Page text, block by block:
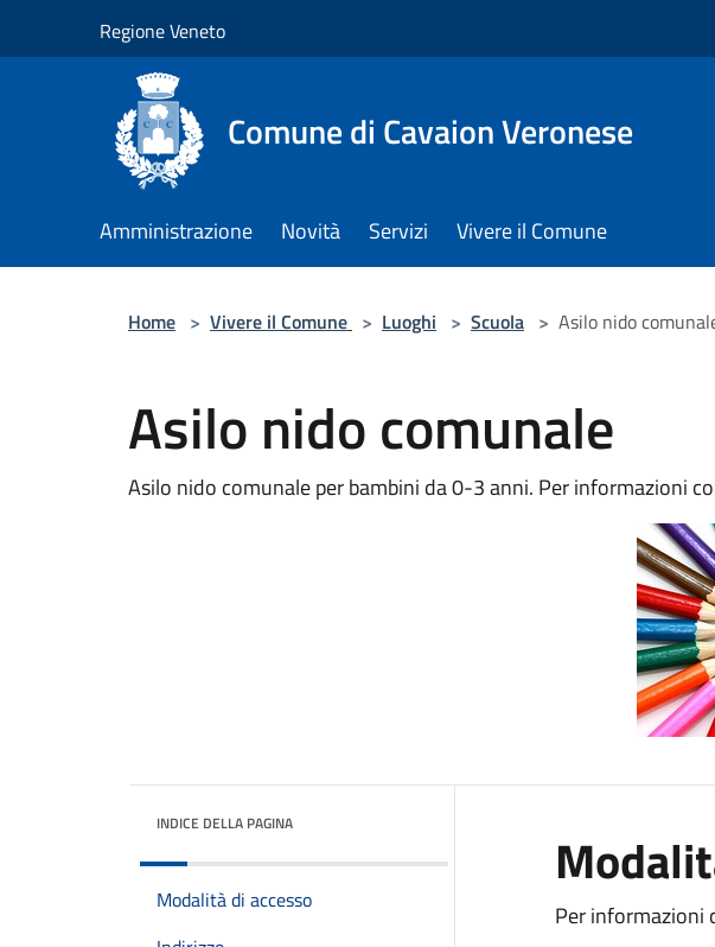
Regione Veneto
Comune di Cavaion Veronese
Amministrazione Novità Servizi Vivere il Comune
Home > Vivere il Comune > Luoghi > Scuola > Asilo nido
Asilo nido comunale
Asilo nido comunale per bambini da 0-3 anni. Per informazioni
INDICE DELLA PAGINA
Modalità di accesso
Per informazioni